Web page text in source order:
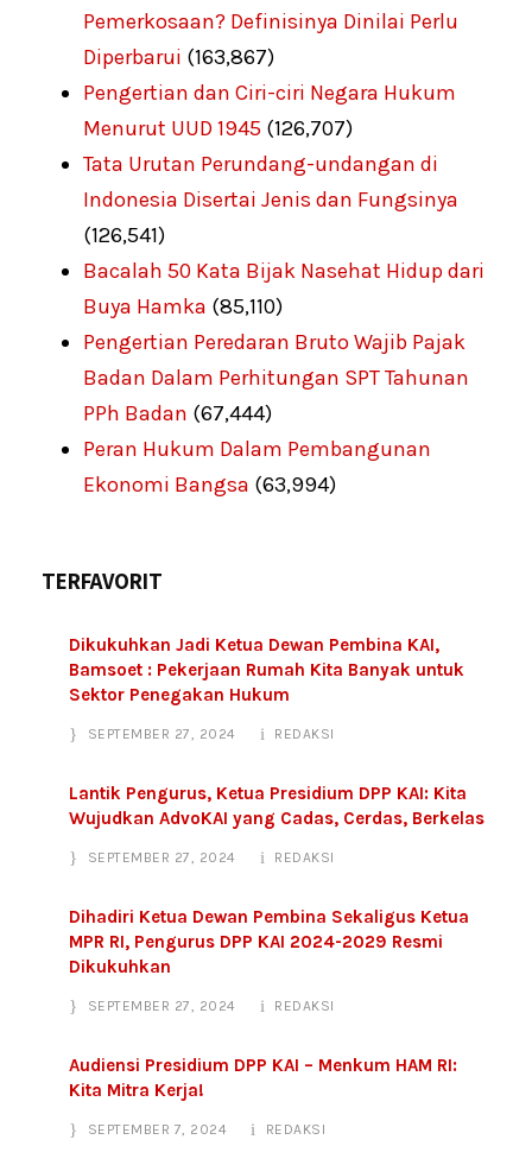
Pemerkosaan? Definisinya Dinilai Perlu
Diperbarui (163,867)
Pengertian dan Ciri-ciri Negara Hukum
Menurut UUD 1945 (126,707)
Tata Urutan Perundang-undangan di
Indonesia Disertai Jenis dan Fungsinya
(126,541)
Bacalah 50 Kata Bijak Nasehat Hidup dari
Buya Hamka (85,110)
Pengertian Peredaran Bruto Wajib Pajak
Badan Dalam Perhitungan SPT Tahunan
PPh Badan (67,444)
Peran Hukum Dalam Pembangunan
Ekonomi Bangsa (63,994)
TERFAVORIT
Dikukuhkan Jadi Ketua Dewan Pembina KAI,
Bamsoet : Pekerjaan Rumah Kita Banyak untuk
Sektor Penegakan Hukum
SEPTEMBER 27, 2024 REDAKSI
Lantik Pengurus, Ketua Presidium DPP KAI: Kita
Wujudkan AdvoKAI yang Cadas, Cerdas, Berkelas
SEPTEMBER 27, 2024 REDAKSI
Dihadiri Ketua Dewan Pembina Sekaligus Ketua
MPR RI, Pengurus DPP KAI 2024-2029 Resmi
Dikukuhkan
SEPTEMBER 27, 2024 REDAKSI
Audiensi Presidium DPP KAI – Menkum HAM RI:
Kita Mitra Kerja!
SEPTEMBER 7, 2024 REDAKSI